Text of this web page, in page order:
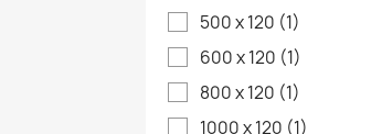
500 x 120 (1)
600 x 120 (1)
800 x 120 (1)
1000 x 120 (1)